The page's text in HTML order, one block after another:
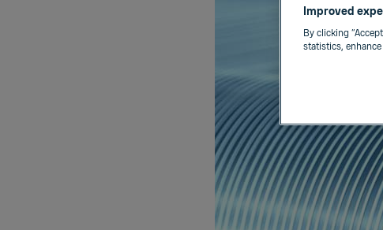
Improved
By clicking
statistics,